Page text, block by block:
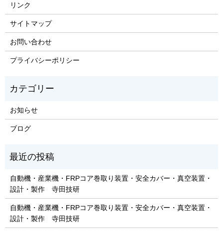
リンク
サイトマップ
お問い合わせ
プライバシーポリシー
お知らせ
ブログ
自動機・産業機・FRPコア巻取り装置・安全カバー・真空装置・
設計・製作 寺田技研
自動機・産業機・FRPコア巻取り装置・安全カバー・真空装置・
設計・製作 寺田技研